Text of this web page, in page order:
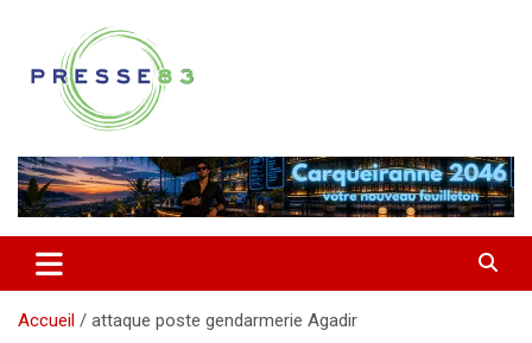
contenu
Presse 83
Accueil attaque poste gendarmerie Agadir